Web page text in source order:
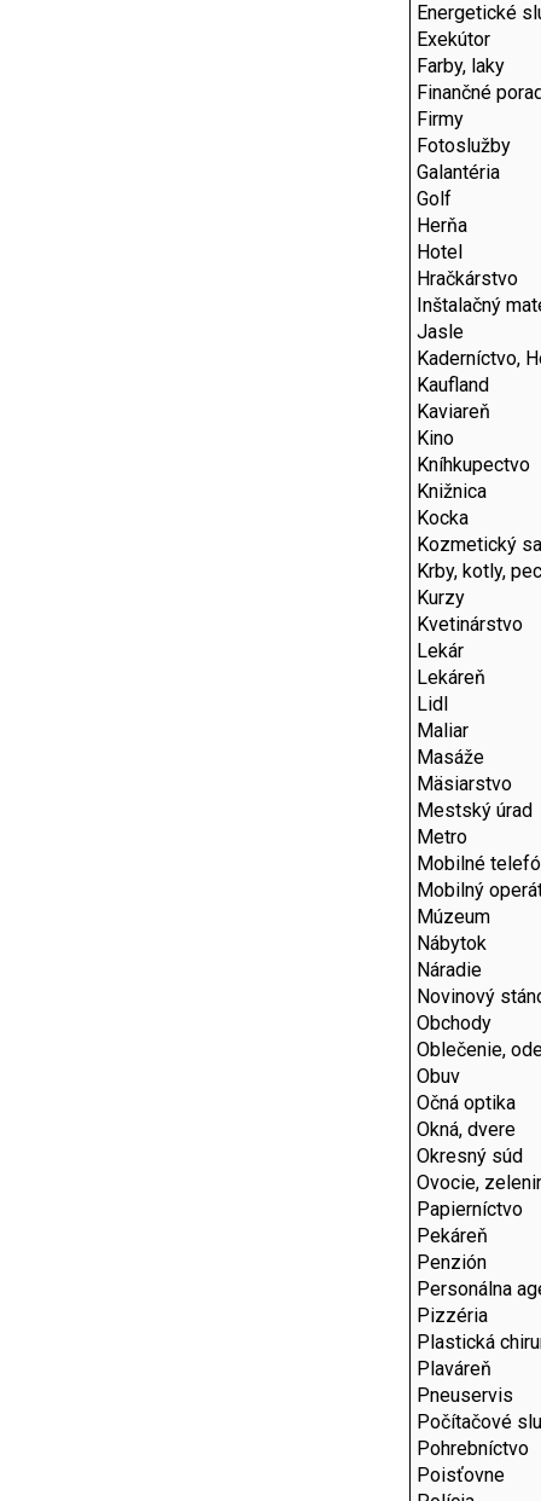
Energetické
Exekútor
Farby, laky
Finančné
Firmy
Fotoslužby
Galantéria
Golf
Herňa
Hotel
Hračkárstvo
Inštalačný
Jasle
Kaderníctvo,
Kaufland
Kaviareň
Kino
Kníhkupectvo
Knižnica
Kocka
Kozmetický
Krby, kotly,
Kurzy
Kvetinárstvo
Lekár
Lekáreň
Lidl
Maliar
Masáže
Mäsiarstvo
Mestský úrad
Metro
Mobilné
Mobilný
Múzeum
Nábytok
Náradie
Novinový
Obchody
Oblečenie,
Obuv
Očná optika
Okná, dvere
Okresný súd
Ovocie,
Papierníctvo
Pekáreň
Penzión
Personálna
Pizzéria
Plastická
Plaváreň
Pneuservis
Počítačové
Pohrebníctvo
Poisťovne